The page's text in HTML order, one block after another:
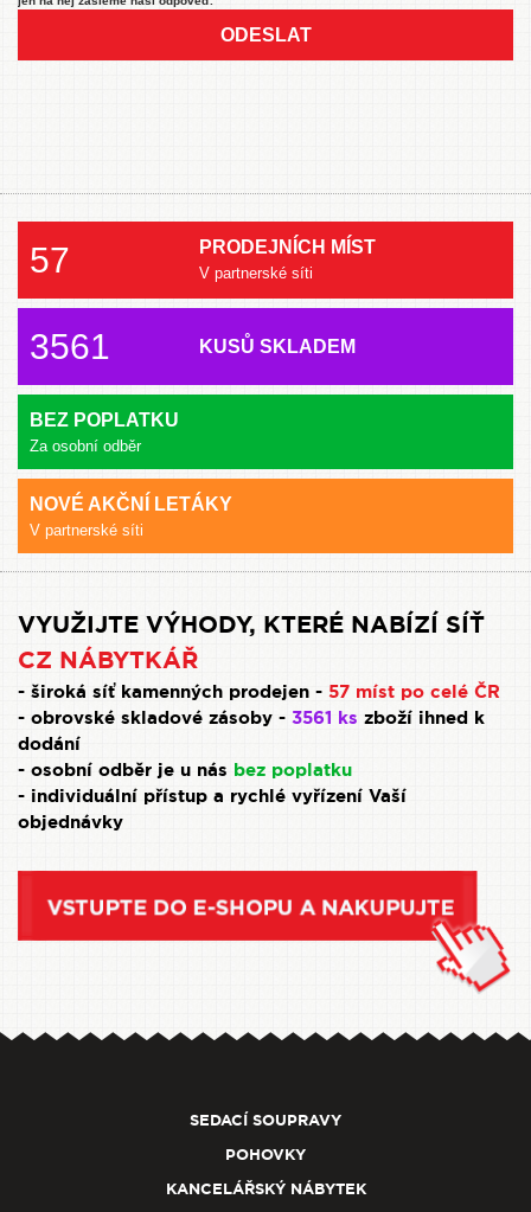
ODESLAT
57 PRODEJNÍCH MÍST
V partnerské síti
3561 KUSŮ SKLADEM
BEZ POPLATKU
Za osobní odběr
NOVÉ AKČNÍ LETÁKY
V partnerské síti
VYUŽIJTE VÝHODY, KTERÉ NABÍZÍ SÍŤ
CZ NÁBYTKÁŘ
- široká síť kamenných prodejen - 57 míst po celé ČR
- obrovské skladové zásoby - 3561 ks zboží ihned k
dodání
- osobní odběr je u nás bez poplatku
- individuální přístup a rychlé vyřízení Vaší
objednávky
SEDACÍ SOUPRAVY
POHOVKY
KANCELÁŘSKÝ NÁBYTEK